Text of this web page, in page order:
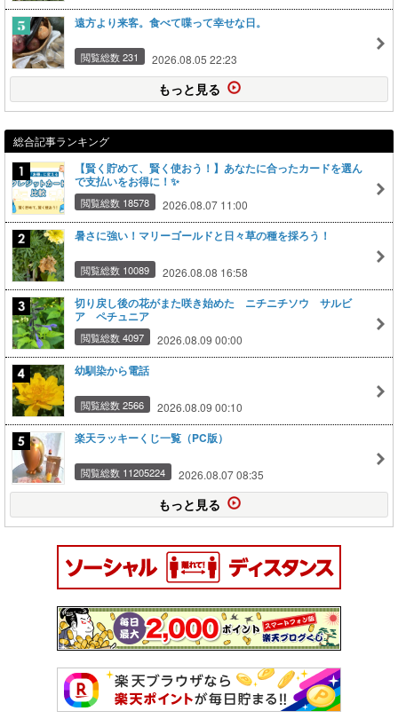
遠方より来客。食べて喋って幸せな日。
閲覧総数 231 2026.08.05 22:23
もっと見る
総合記事ランキング
【賢く貯めて、賢く使おう！】あなたに合ったカードを選ん
で支払いをお得に！✨
閲覧総数 18578 2026.08.07 11:00
暑さに強い！マリーゴールドと日々草の種を採ろう！
閲覧総数 10089 2026.08.08 16:58
切り戻し後の花がまた咲き始めた ニチニチソウ サルビ
ア ペチュニア
閲覧総数 4097 2026.08.09 00:00
幼馴染から電話
閲覧総数 2566 2026.08.09 00:10
楽天ラッキーくじ一覧（PC版）
閲覧総数 11205224 2026.08.07 08:35
もっと見る